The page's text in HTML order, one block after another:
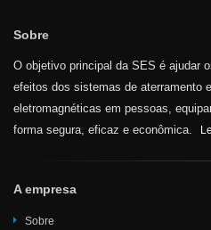
Sobre
O objetivo principal da SES é ajudar
efeitos dos sistemas de aterramento
eletromagnéticas em pessoas,
forma segura, eficaz e econômica.
A empresa
Sobre